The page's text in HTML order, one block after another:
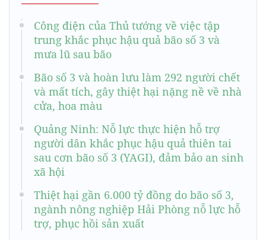
Công điện của Thủ tướng về việc tập
trung khắc phục hậu quả bão số 3 và
mưa lũ sau bão
Bão số 3 và hoàn lưu làm 292 người chết
và mất tích, gây thiệt hại nặng nề về nhà
cửa, hoa màu
Quảng Ninh: Nỗ lực thực hiện hỗ trợ
người dân khắc phục hậu quả thiên tai
sau cơn bão số 3 (YAGI), đảm bảo an sinh
xã hội
Thiệt hại gần 6.000 tỷ đồng do bão số 3,
ngành nông nghiệp Hải Phòng nỗ lực hỗ
trợ, phục hồi sản xuất